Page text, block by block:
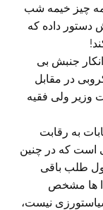
چیز خیمه شب
دستور داده که
جنبش بی
در مقابل
وزیر ولی فقیه
به رقابت
است که در چنین
طلب باقی
ها مشخص
نیست،